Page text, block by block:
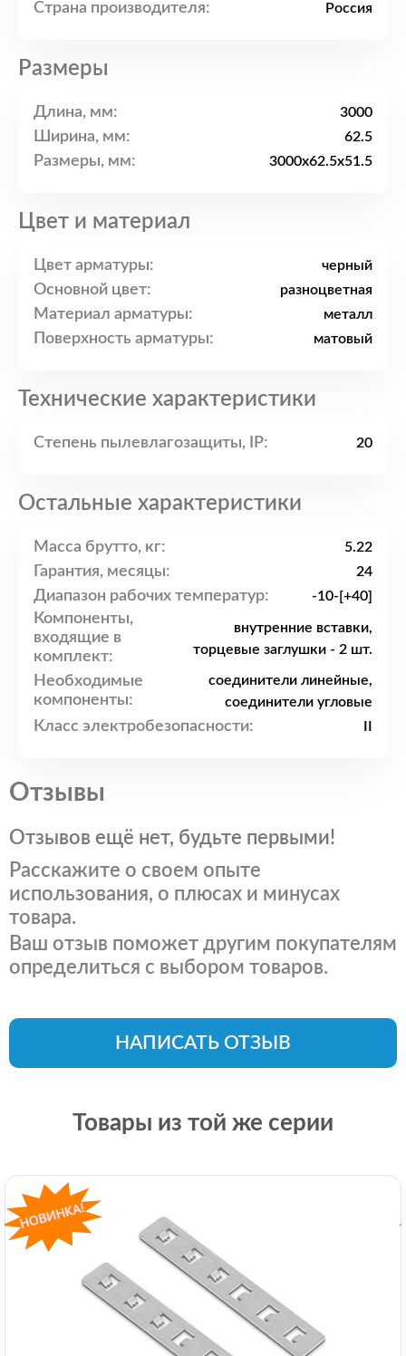
Страна производителя: Россия
Размеры
Длина, мм: 3000
Ширина, мм: 62.5
Размеры, мм: 3000x62.5x51.5
Цвет и материал
Цвет арматуры: черный
Основной цвет: разноцветная
Материал арматуры: металл
Поверхность арматуры: матовый
Технические характеристики
Степень пылевлагозащиты, IP: 20
Остальные характеристики
Масса брутто, кг: 5.22
Гарантия, месяцы: 24
Диапазон рабочих температур: -10-[+40]
Компоненты,
входящие в
комплект:
внутренние вставки,
торцевые заглушки - 2 шт.
Необходимые
компоненты:
соединители линейные,
соединители угловые
Класс электробезопасности:
Отзывы
Отзывов ещё нет, будьте первыми!
Расскажите о своем опыте
использования, о плюсах и минусах
товара.
Ваш отзыв поможет другим покупателям
определиться с выбором товаров.
НАПИСАТЬ ОТЗЫВ
Товары из той же серии